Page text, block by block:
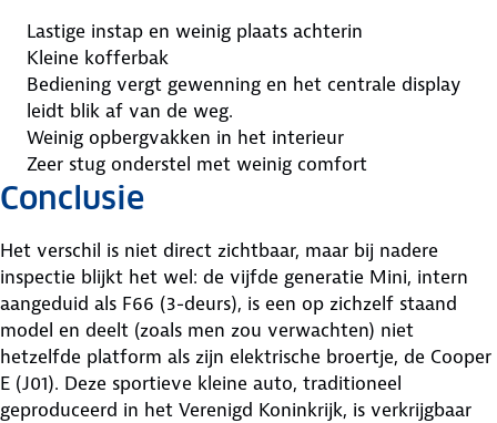
Lastige instap en weinig plaats achterin
Kleine kofferbak
Bediening vergt gewenning en het centrale display
leidt blik af van de weg.
Weinig opbergvakken in het interieur
Zeer stug onderstel met weinig comfort
Conclusie
Het verschil is niet direct zichtbaar, maar bij nadere
inspectie blijkt het wel: de vijfde generatie Mini, intern
aangeduid als F66 (3-deurs), is een op zichzelf staand
model en deelt (zoals men zou verwachten) niet
hetzelfde platform als zijn elektrische broertje, de Cooper
E (J01). Deze sportieve kleine auto, traditioneel
geproduceerd in het Verenigd Koninkrijk, is verkrijgbaar